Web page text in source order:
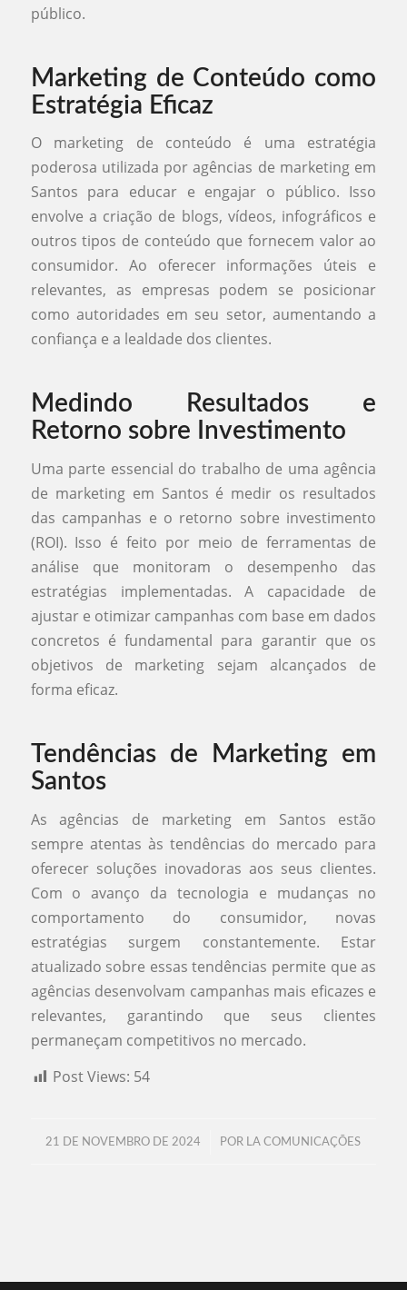
público.
Marketing de Conteúdo como
Estratégia Eficaz
O marketing de conteúdo é uma estratégia
poderosa utilizada por agências de marketing em
Santos para educar e engajar o público. Isso
envolve a criação de blogs, vídeos, infográficos e
outros tipos de conteúdo que fornecem valor ao
consumidor. Ao oferecer informações úteis e
relevantes, as empresas podem se posicionar
como autoridades em seu setor, aumentando a
confiança e a lealdade dos clientes.
Medindo Resultados e
Retorno sobre Investimento
Uma parte essencial do trabalho de uma agência
de marketing em Santos é medir os resultados
das campanhas e o retorno sobre investimento
(ROI). Isso é feito por meio de ferramentas de
análise que monitoram o desempenho das
estratégias implementadas. A capacidade de
ajustar e otimizar campanhas com base em dados
concretos é fundamental para garantir que os
objetivos de marketing sejam alcançados de
forma eficaz.
Tendências de Marketing em
Santos
As agências de marketing em Santos estão
sempre atentas às tendências do mercado para
oferecer soluções inovadoras aos seus clientes.
Com o avanço da tecnologia e mudanças no
comportamento do consumidor, novas
estratégias surgem constantemente. Estar
atualizado sobre essas tendências permite que as
agências desenvolvam campanhas mais eficazes e
relevantes, garantindo que seus clientes
permaneçam competitivos no mercado.
Post Views: 54
21 DE NOVEMBRO DE 2024
/ POR LA COMUNICAÇÕES